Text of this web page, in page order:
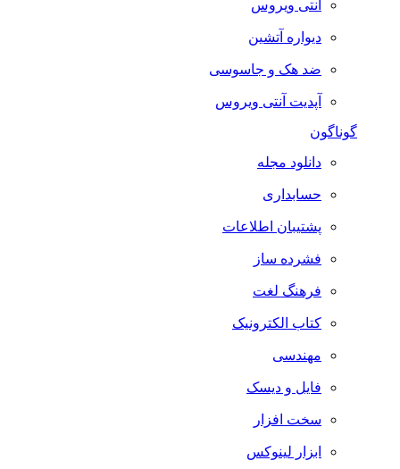
آنتی ویروس
دیواره آتشین
ضد هک و جاسوسی
آپدیت آنتی ویروس
گوناگون
دانلود مجله
حسابداری
پشتیبان اطلاعات
فشرده ساز
فرهنگ لغت
کتاب الکترونیک
مهندسی
فایل و دیسک
سخت افزار
ابزار لینوکس